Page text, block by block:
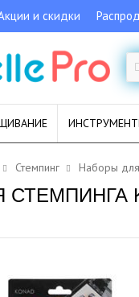
и скидки
Стемпинг Наборы для
СТЕМПИНГА